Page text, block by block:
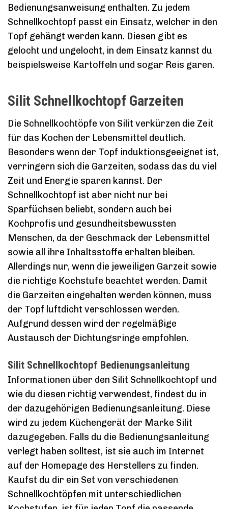
Bedienungsanweisung enthalten. Zu jedem
Schnellkochtopf passt ein Einsatz, welcher in den
Topf gehängt werden kann. Diesen gibt es
gelocht und ungelocht, in dem Einsatz kannst du
beispielsweise Kartoffeln und sogar Reis garen.
Silit Schnellkochtopf Garzeiten
Die Schnellkochtöpfe von Silit verkürzen die Zeit
für das Kochen der Lebensmittel deutlich.
Besonders wenn der Topf induktionsgeeignet ist,
verringern sich die Garzeiten, sodass das du viel
Zeit und Energie sparen kannst. Der
Schnellkochtopf ist aber nicht nur bei
Sparfüchsen beliebt, sondern auch bei
Kochprofis und gesundheitsbewussten
Menschen, da der Geschmack der Lebensmittel
sowie all ihre Inhaltsstoffe erhalten bleiben.
Allerdings nur, wenn die jeweiligen Garzeit sowie
die richtige Kochstufe beachtet werden. Damit
die Garzeiten eingehalten werden können, muss
der Topf luftdicht verschlossen werden.
Aufgrund dessen wird der regelmäßige
Austausch der Dichtungsringe empfohlen.
Silit Schnellkochtopf Bedienungsanleitung
Informationen über den Silit Schnellkochtopf und
wie du diesen richtig verwendest, findest du in
der dazugehörigen Bedienungsanleitung. Diese
wird zu jedem Küchengerät der Marke Silit
dazugegeben. Falls du die Bedienungsanleitung
verlegt haben solltest, ist sie auch im Internet
auf der Homepage des Herstellers zu finden.
Kaufst du dir ein Set von verschiedenen
Schnellkochtöpfen mit unterschiedlichen